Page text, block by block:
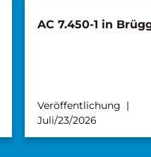
AC 7.450-1 in
Veröffentlichung
Juli/23/2026